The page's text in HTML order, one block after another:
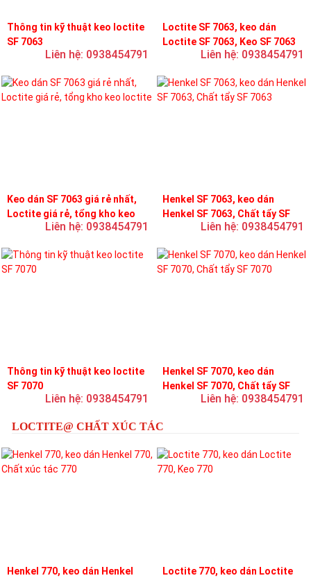
Thông tin kỹ thuật keo loctite
SF 7063
Liên hệ: 0938454791
Loctite SF 7063, keo dán
Loctite SF 7063, Keo SF 7063
Liên hệ: 0938454791
Keo dán SF 7063 giá rẻ nhất,
Loctite giá rẻ, tổng kho keo
Liên hệ: 0938454791
Henkel SF 7063, keo dán
Henkel SF 7063, Chất tẩy SF
Liên hệ: 0938454791
Thông tin kỹ thuật keo loctite
SF 7070
Liên hệ: 0938454791
Henkel SF 7070, keo dán
Henkel SF 7070, Chất tẩy SF
Liên hệ: 0938454791
LOCTITE@ CHẤT XÚC TÁC
Henkel 770, keo dán Henkel
Loctite 770, keo dán Loctite